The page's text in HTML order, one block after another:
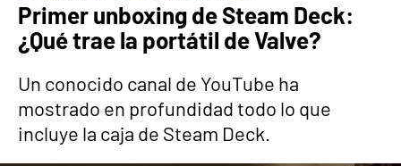
Primer unboxing de Steam Deck:
¿Qué trae la portátil de Valve?
Un conocido canal de YouTube ha
mostrado en profundidad todo lo que
incluye la caja de Steam Deck.